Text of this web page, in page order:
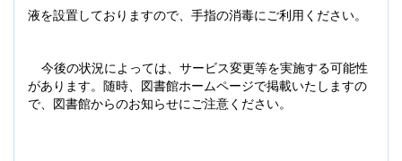
液を設置しておりますので、手指の消毒にご利用ください。
今後の状況によっては、サービス変更等を実施する可能性
があります。随時、図書館ホームページで掲載いたしますの
で、図書館からのお知らせにご注意ください。